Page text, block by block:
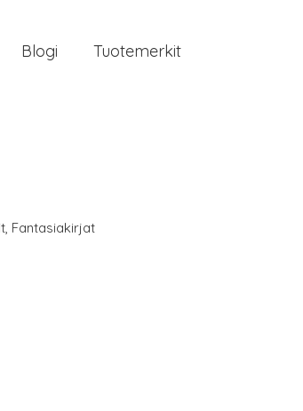
Blogi Tuotemerkit
, Fantasiakirjat